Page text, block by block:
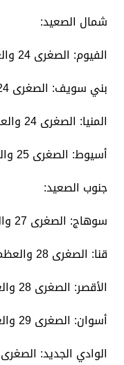
​شمال الصعيد:
​الفيوم: الصغرى 24 والعظمى 36.
​بني سويف: الصغرى 24 والعظمى 36.
​المنيا: الصغرى 24 والعظمى 37.
​أسيوط: الصغرى 25 والعظمى 38.
​جنوب الصعيد:
​سوهاج: الصغرى 27 والعظمى 41.
​قنا: الصغرى 28 والعظمى 43.
​الأقصر: الصغرى 28 والعظمى 44.
​أسوان: الصغرى 29 والعظمى 44.
​الوادي الجديد: الصغرى 26 والعظمى 43.